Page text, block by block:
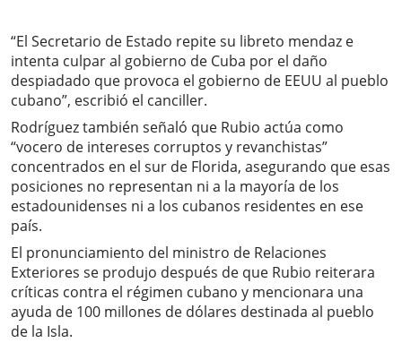
“El Secretario de Estado repite su libreto mendaz e
intenta culpar al gobierno de Cuba por el daño
despiadado que provoca el gobierno de EEUU al pueblo
cubano”, escribió el canciller.
Rodríguez también señaló que Rubio actúa como
“vocero de intereses corruptos y revanchistas”
concentrados en el sur de Florida, asegurando que esas
posiciones no representan ni a la mayoría de los
estadounidenses ni a los cubanos residentes en ese
país.
El pronunciamiento del ministro de Relaciones
Exteriores se produjo después de que Rubio reiterara
críticas contra el régimen cubano y mencionara una
ayuda de 100 millones de dólares destinada al pueblo
de la Isla.